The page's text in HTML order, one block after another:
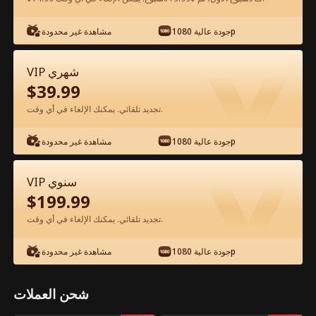
شاهد مجانًا في التطبيق
الحلقة 78 - الولادة من جديد بعد السقوط
الفيلم كامل
1-50 51-79
75 76 77 78 79
مشاهدة غير محدودة جودة عالية 1080p
VIP شهري
$39.99
تجديد تلقائي. يمكنك الإلغاء في أي وقت.
مشاهدة غير محدودة جودة عالية 1080p
VIP سنوي
$199.99
تجديد تلقائي. يمكنك الإلغاء في أي وقت.
مشاهدة غير محدودة جودة عالية 1080p
شحن العملات